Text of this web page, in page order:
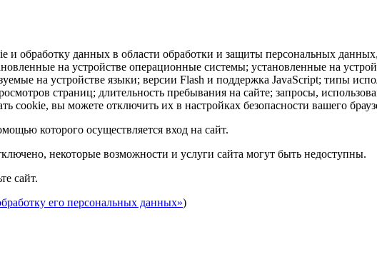
и обработку данных в области обработки и защиты персональных
на устройстве операционные системы; установленные на
на устройстве языки; версии Flash и поддержка JavaScript; типы
страниц; длительность пребывания на сайте; запросы,
вы можете отключить их в настройках безопасности вашего
которого осуществляется вход на сайт.
некоторые возможности и услуги сайта могут быть недоступны.
сайт.
его персональных данных»)